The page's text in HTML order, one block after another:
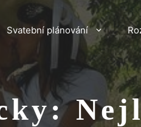
Svatební plánování